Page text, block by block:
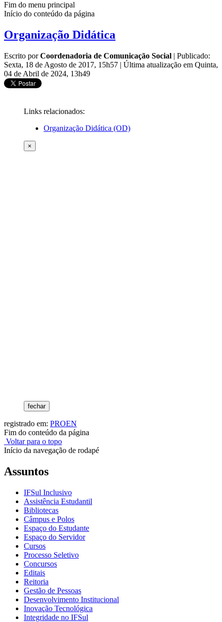
Fim do menu principal
Início do conteúdo da página
Organização Didática
Escrito porCoordenadoria de Comunicação Social | Publicado:
Sexta, 18 de Agosto de 2017, 15h57 | Última atualização em Quinta,
04 de Abril de 2024, 13h49
Links relacionados:
Organização Didática (OD)
×
fechar
registrado em: PROEN
Fim do conteúdo da página
Voltar para o topo
Início da navegação de rodapé
Assuntos
IFSul Inclusivo
Assistência Estudantil
Bibliotecas
Câmpus e Polos
Espaço do Estudante
Espaço do Servidor
Cursos
Processo Seletivo
Concursos
Editais
Reitoria
Gestão de Pessoas
Desenvolvimento Institucional
Inovação Tecnológica
Integridade no IFSul